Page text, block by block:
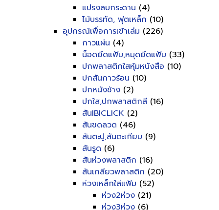
แปรงลบกระดาน (4)
ไม้บรรทัด, ฟุตเหล็ก (10)
อุปกรณ์เพื่อการเข้าเล่ม (226)
กาวแผ่น (4)
น็อดยึดแฟ้ม,หมุดยึดแฟ้ม (33)
ปกพลาสติกใสหุ้มหนังสือ (10)
ปกสันกาวร้อน (10)
ปกหนังช้าง (2)
ปกใส,ปกพลาสติกสี (16)
สันIBICLICK (2)
สันขดลวด (46)
สันตะปู,สันตะเกียบ (9)
สันรูด (6)
สันห่วงพลาสติก (16)
สันเกลียวพลาสติก (20)
ห่วงเหล็กใส่แฟ้ม (52)
ห่วง2ห่วง (21)
ห่วง3ห่วง (6)